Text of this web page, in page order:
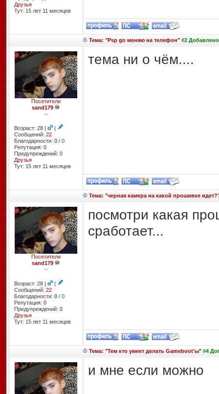
Друзья
Тут: 15 лет 11 месяцев
Тема: "Psp go меняю на телефон"#2
Посетители
sand179
--
Возраст: 28 |
|
Сообщений: 22
Благодарности: 0/ 0
Репутация: 0
Предупреждений: 0
Друзья
Тут: 15 лет 11 месяцев
тема ни о чём....
Тема: "черная камера на какой прошивке
Посетители
sand179
--
Возраст: 28 |
|
Сообщений: 22
Благодарности: 0/ 0
Репутация: 0
Предупреждений: 0
Друзья
Тут: 15 лет 11 месяцев
посмотри какая
сработает...
Тема: "Тем кто умеет делать Gameboot'ы"#4
и мне если можно